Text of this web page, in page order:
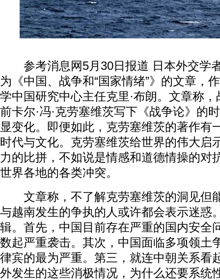
参考消息网5月30日报道 日本外交学
为《中国、战争和“国家情绪”》的文章，
学中国研究中心主任克里·布朗。文章称
前卡尔·冯·克劳塞维茨写下《战争论》的
显变化。即便如此，克劳塞维茨的著作有
时代与文化。克劳塞维茨给世界的伟大启
力的比拼，不如说是情感和道德情操的对
世界各地的各类冲突。
文章称，不了解克劳塞维茨的洞见但
与越南发生的争执的人或许都会表示迷惑
辑。首先，中国目前存在严重的国内安全
数起严重袭击。其次，中国面临多项领土
律宾的最为严重。第三，就连中朝关系看
外发生的这些消极情况，为什么还要系统